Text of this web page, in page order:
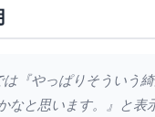
は『やっぱりそういう
なと思います。』と